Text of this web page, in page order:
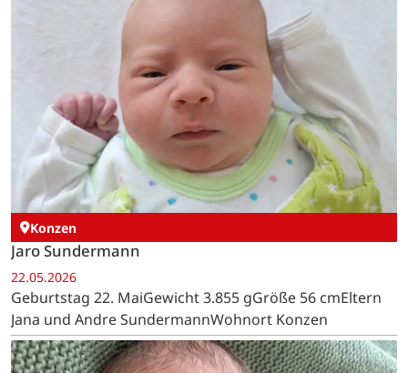
Konzen
Jaro Sundermann
22.05.2026
Geburtstag 22. MaiGewicht 3.855 gGröße 56 cmEltern
Jana und Andre SundermannWohnort Konzen